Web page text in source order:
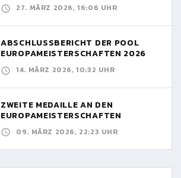
27. MÄRZ 2026, 16:06 UHR
ABSCHLUSSBERICHT DER POOL
EUROPAMEISTERSCHAFTEN 2026
14. MÄRZ 2026, 10:32 UHR
ZWEITE MEDAILLE AN DEN
EUROPAMEISTERSCHAFTEN
09. MÄRZ 2026, 22:23 UHR